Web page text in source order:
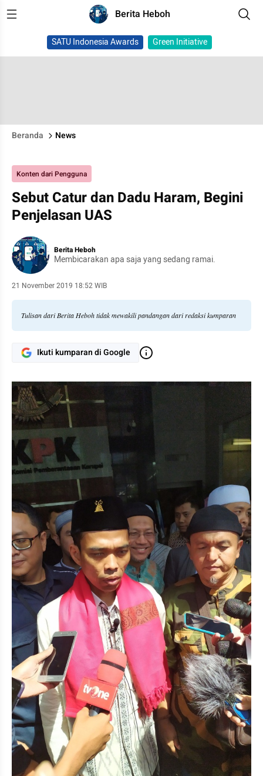
Berita Heboh
SATU Indonesia Awards Green Initiative
Beranda News
Konten dari Pengguna
Sebut Catur dan Dadu Haram, Begini
Penjelasan UAS
Berita Heboh
Membicarakan apa saja yang sedang ramai.
21 November 2019 18:52 WIB
Tulisan dari Berita Heboh tidak mewakili pandangan dari redaksi kumparan
Ikuti kumparan di Google